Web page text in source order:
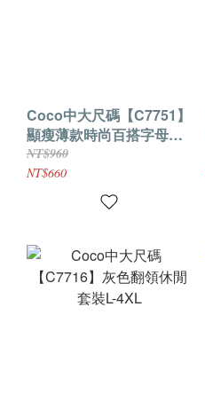
Coco中大尺碼【C7751】
顯瘦薄款時尚百搭字母蝙
蝠衫上衣L-5XL
NT$960
NT$660